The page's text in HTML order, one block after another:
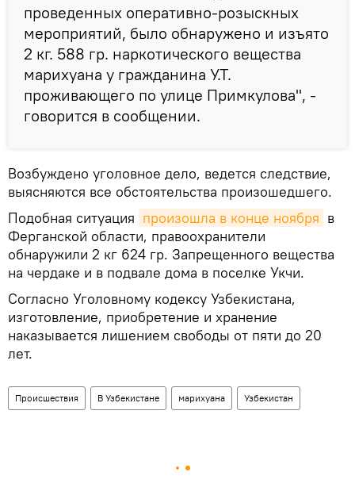
проведенных оперативно-розыскных
мероприятий, было обнаружено и изъято
2 кг. 588 гр. наркотического вещества
марихуана у гражданина У.Т.
проживающего по улице Примкулова", -
говорится в сообщении.
Возбуждено уголовное дело, ведется следствие,
выясняются все обстоятельства произошедшего.
Подобная ситуация произошла в конце ноября в
Ферганской области, правоохранители
обнаружили 2 кг 624 гр. Запрещенного вещества
на чердаке и в подвале дома в поселке Укчи.
Согласно Уголовному кодексу Узбекистана,
изготовление, приобретение и хранение
наказывается лишением свободы от пяти до 20
лет.
Происшествия В Узбекистане марихуана Узбекистан